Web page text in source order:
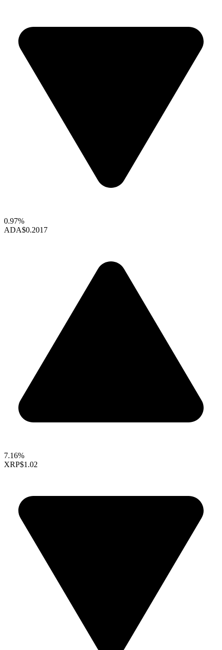
0.97%
ADA$0.2017
7.16%
XRP$1.02